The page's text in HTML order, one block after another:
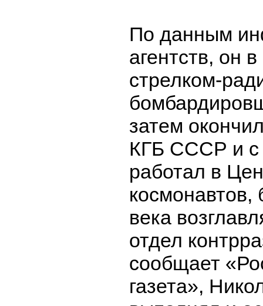
По данным
агентств, он
стрелком-
затем
КГБ СССР и с
работал в
космонавтов,
века
отдел
сообщает
газета»,